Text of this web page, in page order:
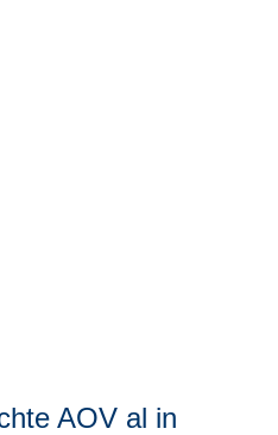
AOV al in